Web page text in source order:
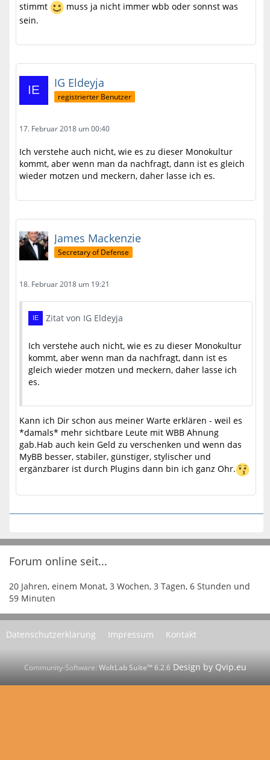
stimmt
muss ja nicht immer wbb oder sonnst was
sein.
IG Eldeyja
registrierter Benutzer
17. Februar 2018 um 00:40
Ich verstehe auch nicht, wie es zu dieser Monokultur
kommt, aber wenn man da nachfragt, dann ist es gleich
wieder motzen und meckern, daher lasse ich es.
James Mackenzie
Secretary of Defense
18. Februar 2018 um 19:21
Zitat von IG Eldeyja
Ich verstehe auch nicht, wie es zu dieser Monokultur
kommt, aber wenn man da nachfragt, dann ist es
gleich wieder motzen und meckern, daher lasse ich
es.
Kann ich Dir schon aus meiner Warte erklären - weil es
*damals* mehr sichtbare Leute mit WBB Ahnung
gab.Hab auch kein Geld zu verschenken und wenn das
MyBB besser, stabiler, günstiger, stylischer und
ergänzbarer ist durch Plugins dann bin ich ganz Ohr.
Forum online seit...
20 Jahren, einem Monat, 3 Wochen, 3 Tagen, 6 Stunden und
59 Minuten
Datenschutzerklärung Impressum Kontakt
Community-Software: WoltLab Suite™ 6.2.6